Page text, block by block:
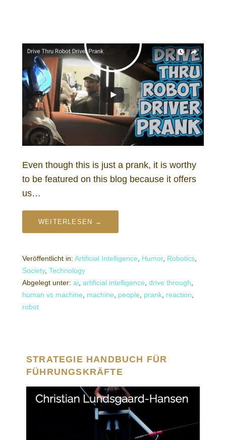
Even though this is just a prank, it is worthy
to be featured on this blog because it offers
us…
WEITERLESEN →
Veröffentlicht in: Artificial Intelligence Humor, Robotics
Society, Technology
Abgelegt unter: ai artificial intelligence drive through
human vs machine
machine people prank reaction
robot
STRATEGIE HANDBUCH FÜR
FÜHRUNGSKRÄFTE